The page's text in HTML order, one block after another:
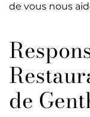
de vous nous
de